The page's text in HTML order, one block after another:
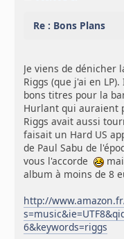
Re : Bons Plans
Je viens de dénicher
Riggs (que j'ai en
bons titres pour la
Hurlant qui auraient
Riggs avait aussi
faisait un Hard US
de Paul Sabu de
vous l'accorde
album à moins de 8
http://
6&keywords=riggs